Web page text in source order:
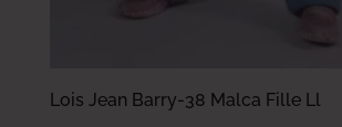
Lois Jean Barry-38 Malca Fille Ll